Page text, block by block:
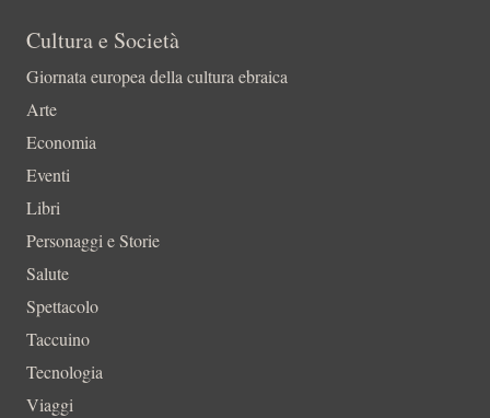
Cultura e Società
Giornata europea della cultura ebraica
Arte
Economia
Eventi
Libri
Personaggi e Storie
Salute
Spettacolo
Taccuino
Tecnologia
Viaggi